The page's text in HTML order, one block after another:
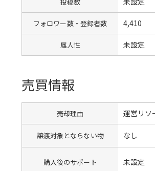
フォロワー数・登録者数 4,410
属人性 未設定
売買情報
売却理由 運営リソ
譲渡対象とならない物 なし
購入後のサポート 未設定